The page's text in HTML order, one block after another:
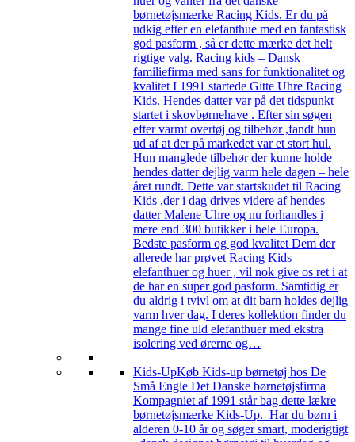
børnetøjsmærke Racing Kids. Er du på
udkig efter en elefanthue med en fantastisk
god pasform , så er dette mærke det helt
rigtige valg. Racing kids – Dansk
familiefirma med sans for funktionalitet og
kvalitet I 1991 startede Gitte Uhre Racing
Kids. Hendes datter var på det tidspunkt
startet i skovbørnehave . Efter sin søgen
efter varmt overtøj og tilbehør ,fandt hun
ud af at der på markedet var et stort hul.
Hun manglede tilbehør der kunne holde
hendes datter dejlig varm hele dagen – hele
året rundt. Dette var startskudet til Racing
Kids ,der i dag drives videre af hendes
datter Malene Uhre og nu forhandles i
mere end 300 butikker i hele Europa.
Bedste pasform og god kvalitet Dem der
allerede har prøvet Racing Kids
elefanthuer og huer , vil nok give os ret i at
de har en super god pasform. Samtidig er
du aldrig i tvivl om at dit barn holdes dejlig
varm hver dag. I deres kollektion finder du
mange fine uld elefanthuer med ekstra
isolering ved ørerne og…
Kids-UpKøb Kids-up børnetøj hos De
Små Engle Det Danske børnetøjsfirma
Kompagniet af 1991 står bag dette lækre
børnetøjsmærke Kids-Up. Har du børn i
alderen 0-10 år og søger smart, moderigtigt